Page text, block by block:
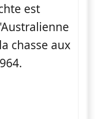
est
chasse aux